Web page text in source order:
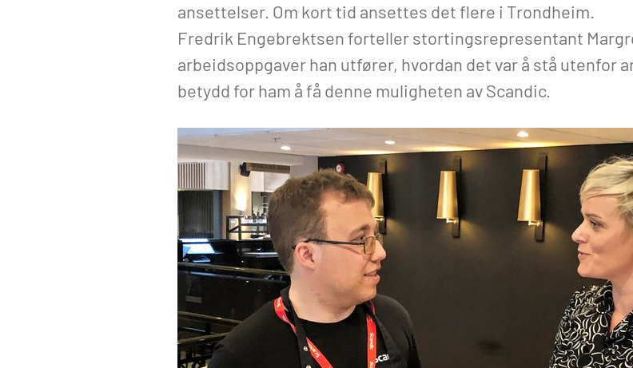
ansettelser. Om kort tid ansettes det flere i Trondheim.
Fredrik Engebrektsen forteller stortingsrepresentant
arbeidsoppgaver han utfører, hvordan det var å stå utenfor
betydd for ham å få denne muligheten av Scandic.